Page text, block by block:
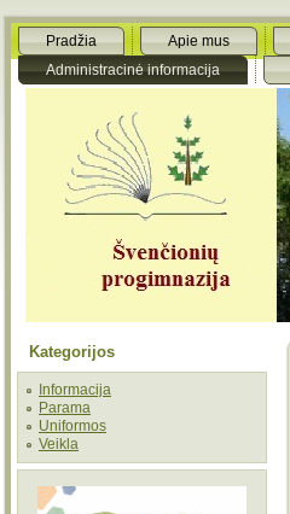
Pradžia Apie mus
Administracinė informacija
Kategorijos
Informacija
Parama
Uniformos
Veikla